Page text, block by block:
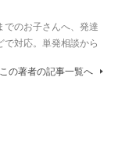
のお子さんへ、発達
対応。単発相談から
この著者の記事一覧へ